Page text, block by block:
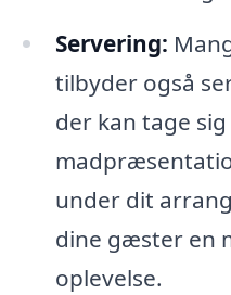
Servering:
tilbyder også
der kan tage
under dit
dine gæster en
oplevelse.